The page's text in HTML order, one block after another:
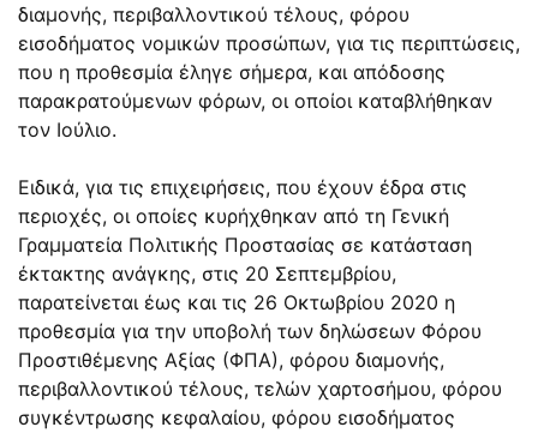
διαμονής, περιβαλλοντικού τέλους, φόρου
εισοδήματος νομικών προσώπων, για τις περιπτώσεις,
που η προθεσμία έληγε σήμερα, και απόδοσης
παρακρατούμενων φόρων, οι οποίοι καταβλήθηκαν
τον Ιούλιο.
Ειδικά, για τις επιχειρήσεις, που έχουν έδρα στις
περιοχές, οι οποίες κυρήχθηκαν από τη Γενική
Γραμματεία Πολιτικής Προστασίας σε κατάσταση
έκτακτης ανάγκης, στις 20 Σεπτεμβρίου,
παρατείνεται έως και τις 26 Οκτωβρίου 2020 η
προθεσμία για την υποβολή των δηλώσεων Φόρου
Προστιθέμενης Αξίας (ΦΠΑ), φόρου διαμονής,
περιβαλλοντικού τέλους, τελών χαρτοσήμου, φόρου
συγκέντρωσης κεφαλαίου, φόρου εισοδήματος